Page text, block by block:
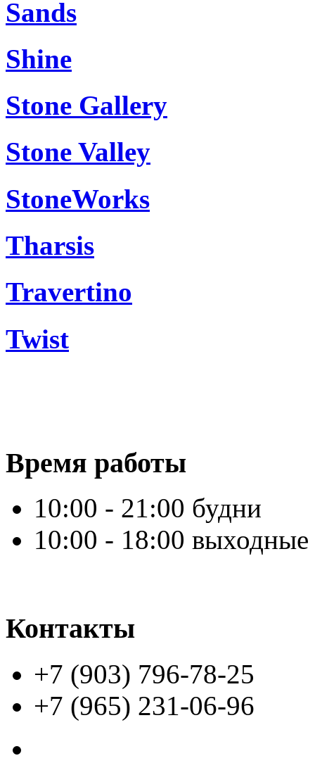
Sands
Shine
Stone Gallery
Stone Valley
StoneWorks
Tharsis
Travertino
Twist
Время работы
10:00 - 21:00 будни
10:00 - 18:00 выходные
Контакты
+7 (903) 796-78-25
+7 (965) 231-06-96